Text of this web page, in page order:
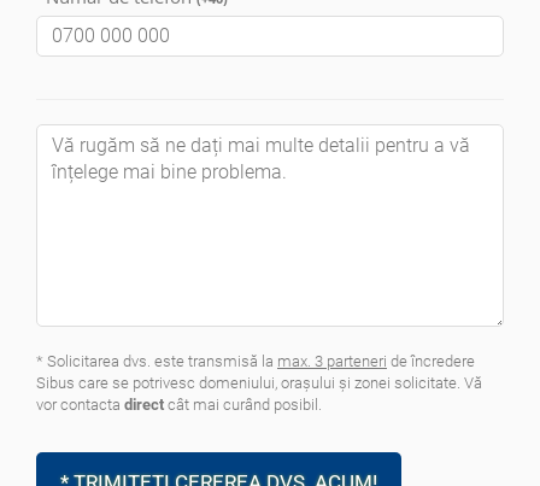
* Solicitarea dvs. este transmisă la max. 3 parteneri de încredere
Sibus care se potrivesc domeniului, oraşului şi zonei solicitate. Vă
vor contacta direct cât mai curând posibil.